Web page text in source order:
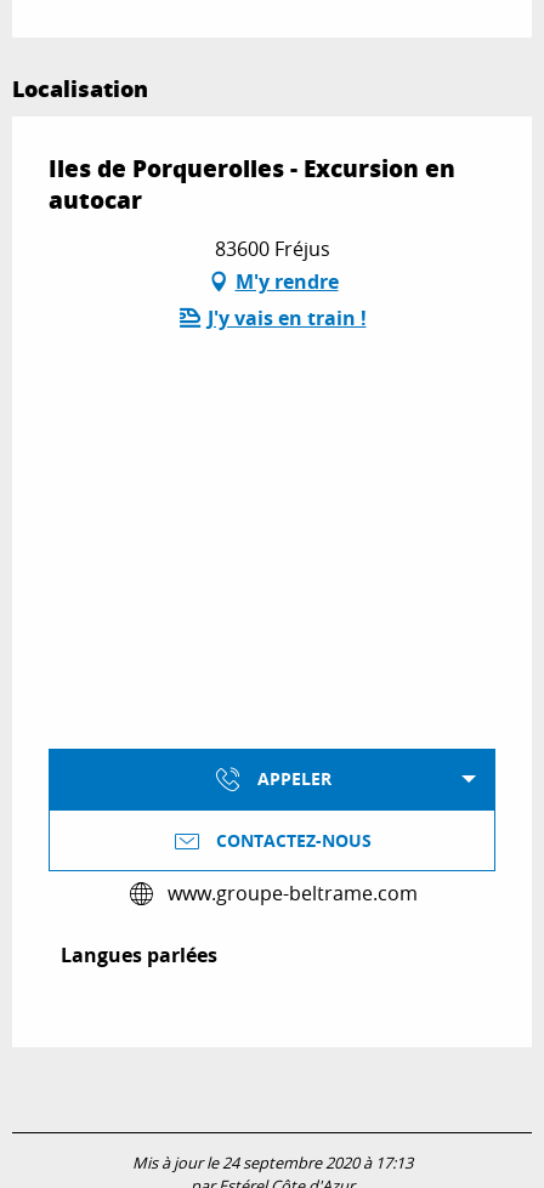
Localisation
Iles de Porquerolles - Excursion en
autocar
83600 Fréjus
M'y rendre
J'y vais en train !
APPELER
CONTACTEZ-NOUS
www.groupe-beltrame.com
Langues parlées
Langues parlées
Mis à jour le 24 septembre 2020 à 17:13